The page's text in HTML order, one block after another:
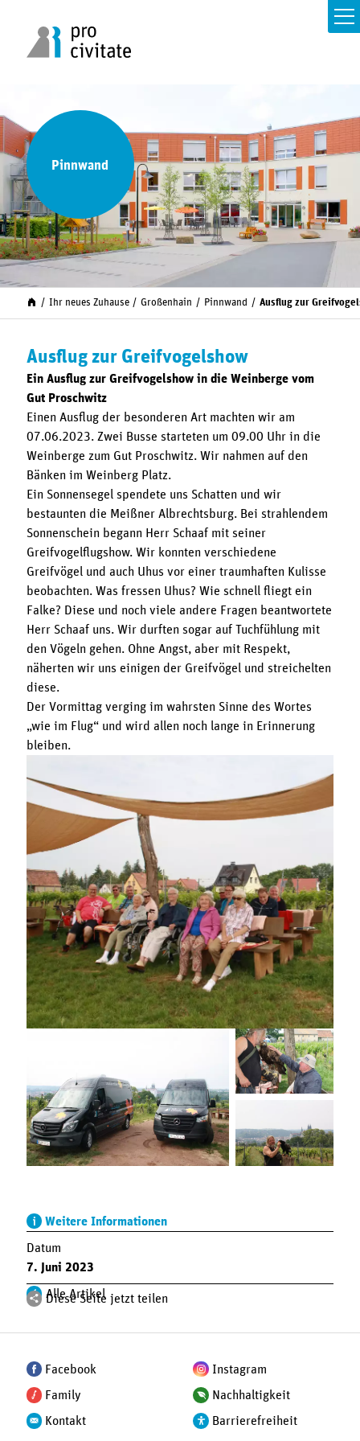
Pinnwand
Ihr neues Zuhause Großenhain Pinnwand Ausflug zur
Ausflug zur Greifvogelshow
Ein Ausflug zur Greifvogelshow in die Weinberge vom
Gut Proschwitz
Einen Ausflug der besonderen Art machten wir am
07.06.2023. Zwei Busse starteten um 09.00 Uhr in die
Weinberge zum Gut Proschwitz. Wir nahmen auf den
Bänken im Weinberg Platz.
Ein Sonnensegel spendete uns Schatten und wir
bestaunten die Meißner Albrechtsburg. Bei strahlendem
Sonnenschein begann Herr Schaaf mit seiner
Greifvogelflugshow. Wir konnten verschiedene
Greifvögel und auch Uhus vor einer traumhaften Kulisse
beobachten. Was fressen Uhus? Wie schnell fliegt ein
Falke? Diese und noch viele andere Fragen beantwortete
Herr Schaaf uns. Wir durften sogar auf Tuchfühlung mit
den Vögeln gehen. Ohne Angst, aber mit Respekt,
näherten wir uns einigen der Greifvögel und streichelten
diese.
Der Vormittag verging im wahrsten Sinne des Wortes
„wie im Flug“ und wird allen noch lange in Erinnerung
bleiben.
Weitere Informationen
Datum
7. Juni 2023
Alle Artikel
Diese Seite jetzt teilen
Facebook Instagram
Family Nachhaltigkeit
Kontakt Barrierefreiheit